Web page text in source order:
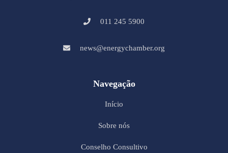
011 245 5900
news@energychamber.org
Navegação
Início
Sobre nós
Conselho Consultivo